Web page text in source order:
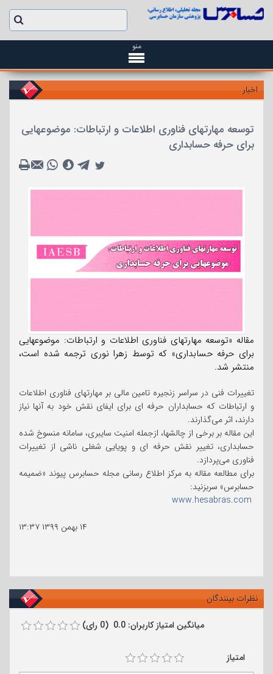
منو
اخبار
توسعه مهارتهای فناوری اطلاعات و ارتباطات: موضوعهایی
برای حرفه حسابداری
مقاله «توسعه مهارتهای فناوری اطلاعات و ارتباطات: موضوعهایی
برای حرفه حسابداری» که توسط زهرا نوری ترجمه شده است،
منتشر شد.
تغییرات فنی در سراسر زنجیره تامین مالی بر مهارتهای فناوری اطلاعات
و ارتباطات که حسابداران حرفه ای برای ایفای نقش خود به آنها نیاز
دارند، اثر می‌گذارند.
این مقاله بر برخی از چالشها، ازجمله امنیت سایبری، سامانه منسوخ شده
حسابداری، تغییر نقش حرفه ای و پویایی شغلی ناشی از تغییرات
فناوری می‌پردازد.
برای مطالعه مقاله به مرکز اطلاع رسانی مجله حسابرس پیوند «ضمیمه
حسابرس» سربزنید:
www.hesabras.com
۱۴ بهمن ۱۳۹۹
۱۳:۳۷
نظرات بینندگان
میانگین امتیاز کاربران: 0.0 (0 رای)
امتیاز